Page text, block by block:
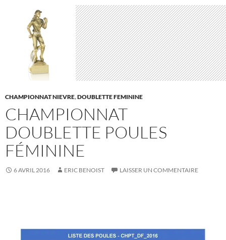
CHAMPIONNAT NIEVRE,DOUBLETTE FEMININE
CHAMPIONNAT
DOUBLETTE POULES
FÉMININE
6 AVRIL 2016 ERIC BENOIST LAISSER UN COMMENTAIRE